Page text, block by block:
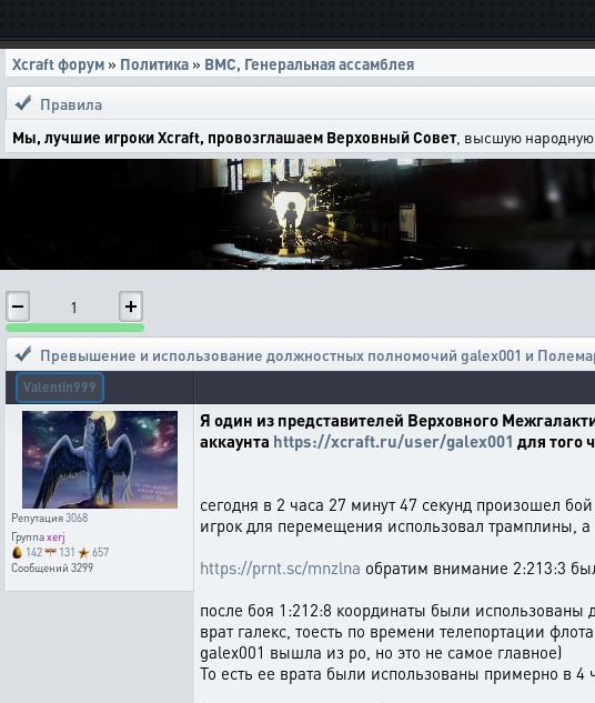
Xcraft форум » Политика » ВМС, Генеральная ассамблея
Правила
Мы, лучшие игроки Xcraft, провозглашаем Верховный Совет, высшую народную
1
Превышение и использование должностных полномочий galex001 и
Valentin999
Репутация3068
Группаxerj
142
131
657
Сообщений 3299
Я один из представителей Верховного
аккаунта https://xcraft.ru/user/galex001 для того
сегодня в 2 часа 27 минут 47 секунд произошел бой
игрок для перемещения использовал трамплины, а
https://prnt.sc/mnzlna обратим внимание 2:213:3
после боя 1:212:8 координаты были использованы
врат галекс, тоесть по времени телепортации
galex001 вышла из ро, но это не самое главное)
То есть ее врата были использованы примерно в 4